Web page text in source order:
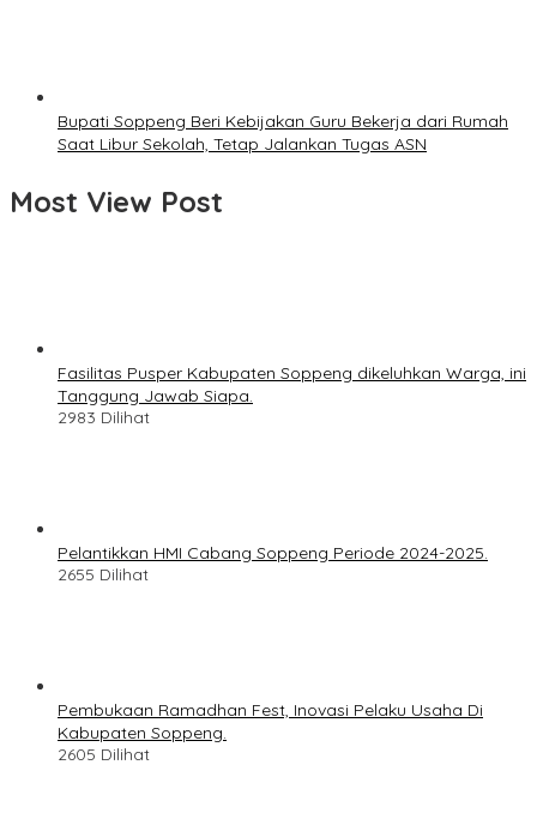
Bupati Soppeng Beri Kebijakan Guru Bekerja dari Rumah
Saat Libur Sekolah, Tetap Jalankan Tugas ASN
Most View Post
Fasilitas Pusper Kabupaten Soppeng dikeluhkan Warga, ini
Tanggung Jawab Siapa.
2983 Dilihat
Pelantikkan HMI Cabang Soppeng Periode 2024-2025.
2655 Dilihat
Pembukaan Ramadhan Fest, Inovasi Pelaku Usaha Di
Kabupaten Soppeng.
2605 Dilihat